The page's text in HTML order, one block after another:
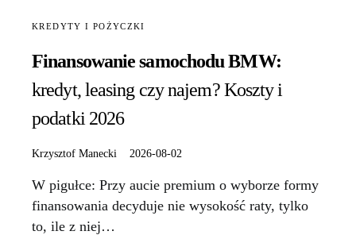
KREDYTY I POŻYCZKI
Finansowanie samochodu BMW:
kredyt, leasing czy najem? Koszty i
podatki 2026
Krzysztof Manecki 2026-08-02
W pigułce: Przy aucie premium o wyborze formy
finansowania decyduje nie wysokość raty, tylko
to, ile z niej…